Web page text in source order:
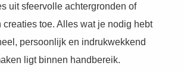
uit sfeervolle achtergronden of
creaties toe. Alles wat je nodig hebt
persoonlijk en indrukwekkend
ligt binnen handbereik.